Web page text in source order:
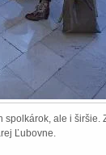
ale i širšie.
Ľubovne.